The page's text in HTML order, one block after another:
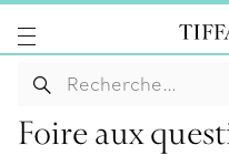
Foire aux